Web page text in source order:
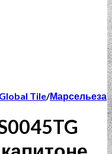
Tile/Марсельеза